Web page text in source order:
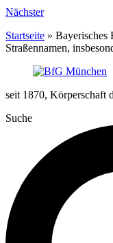
Nächster
Startseite » Bayerisches
Straßennamen,
seit 1870, Körperschaft
Suche